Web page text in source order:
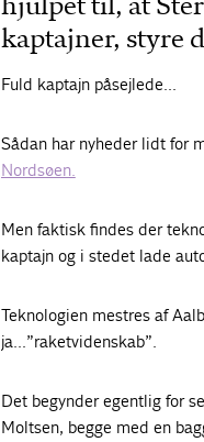
kaptajner, styre
Fuld kaptajn påsejlede…
Sådan har nyheder lidt for
Nordsøen.
Men faktisk findes der
kaptajn og i stedet lade
Teknologien mestres af
ja…”raketvidenskab”.
Det begynder egentlig for
Moltsen, begge med en